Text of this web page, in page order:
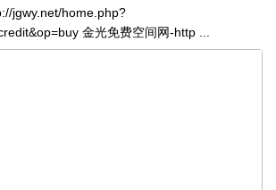
jgwy.net/home.php?
金光免费空间网-http ...